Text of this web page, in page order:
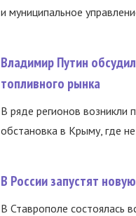
и муниципальное
Владимир Путин
топливного рынка
В ряде регионов возникли
обстановка в Крыму, где
В России запустят
В Ставрополе состоялась